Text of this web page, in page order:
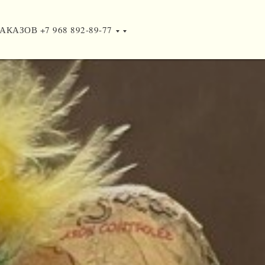
+7 968 892-89-77
+7 968 892-89-77